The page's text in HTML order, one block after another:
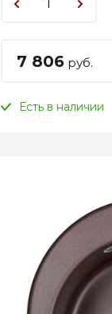
7 806руб.
Есть в наличии